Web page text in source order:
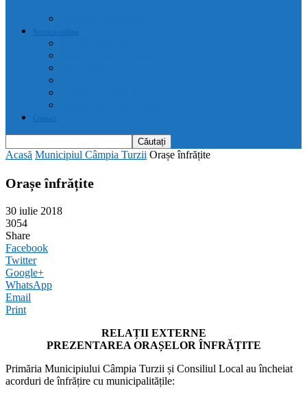
Servicii online
Contact
Acasă Municipiul Câmpia Turzii Orașe înfrățite
Orașe înfrățite
30 iulie 2018
3054
Share
Facebook
Twitter
Google+
WhatsApp
Email
Print
RELAȚII EXTERNE
PREZENTAREA ORAȘELOR ÎNFRĂȚITE
Primăria Municipiului Câmpia Turzii și Consiliul Local au încheiat
acorduri de înfrățire cu municipalitățile: